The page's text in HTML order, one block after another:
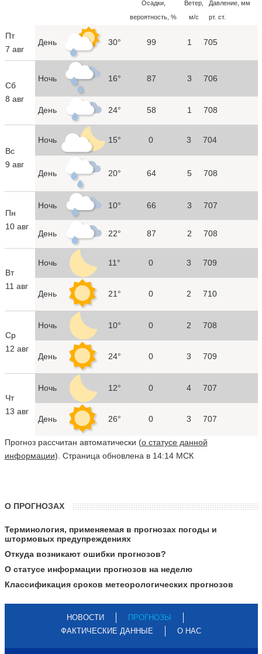
Осадки,
вероятность, %
Ветер,
м/с
Давление, мм
рт. ст.
Пт
7 авг
День 30° 99 1 705
Сб
8 авг
Ночь 16° 87 3 706
День 24° 58 1 708
Вс
9 авг
Ночь 15° 0 3 704
День 20° 64 5 708
Пн
10 авг
Ночь 10° 66 3 707
День 22° 87 2 708
Вт
11 авг
Ночь 11° 0 3 709
День 21° 0 2 710
Ср
12 авг
Ночь 10° 0 2 708
День 24° 0 3 709
Чт
13 авг
Ночь 12° 0 4 707
День 26° 0 3 707
Прогноз рассчитан автоматически (о статусе данной
информации). Страница обновлена в 14:14 МСК
О ПРОГНОЗАХ
Терминология, применяемая в прогнозах погоды и
штормовых предупреждениях
Откуда возникают ошибки прогнозов?
О статусе информации прогнозов на неделю
Классификация сроков метеорологических прогнозов
НОВОСТИ
ПРОГНОЗЫ
ФАКТИЧЕСКИЕ ДАННЫЕ
О НАС